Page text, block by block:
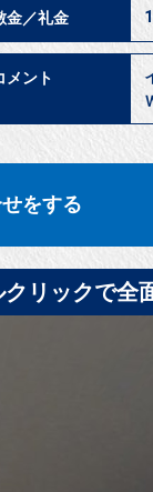
金／礼金
メント
をする
リックで全